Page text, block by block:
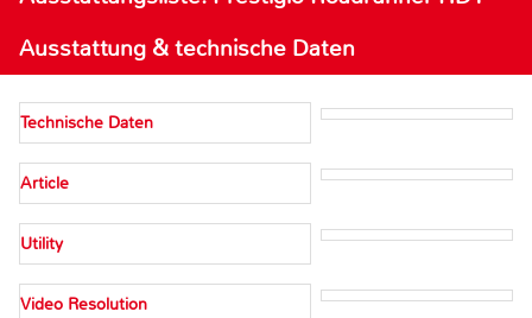
Ausstattung & technische Daten
Technische Daten
Article
Utility
Video Resolution